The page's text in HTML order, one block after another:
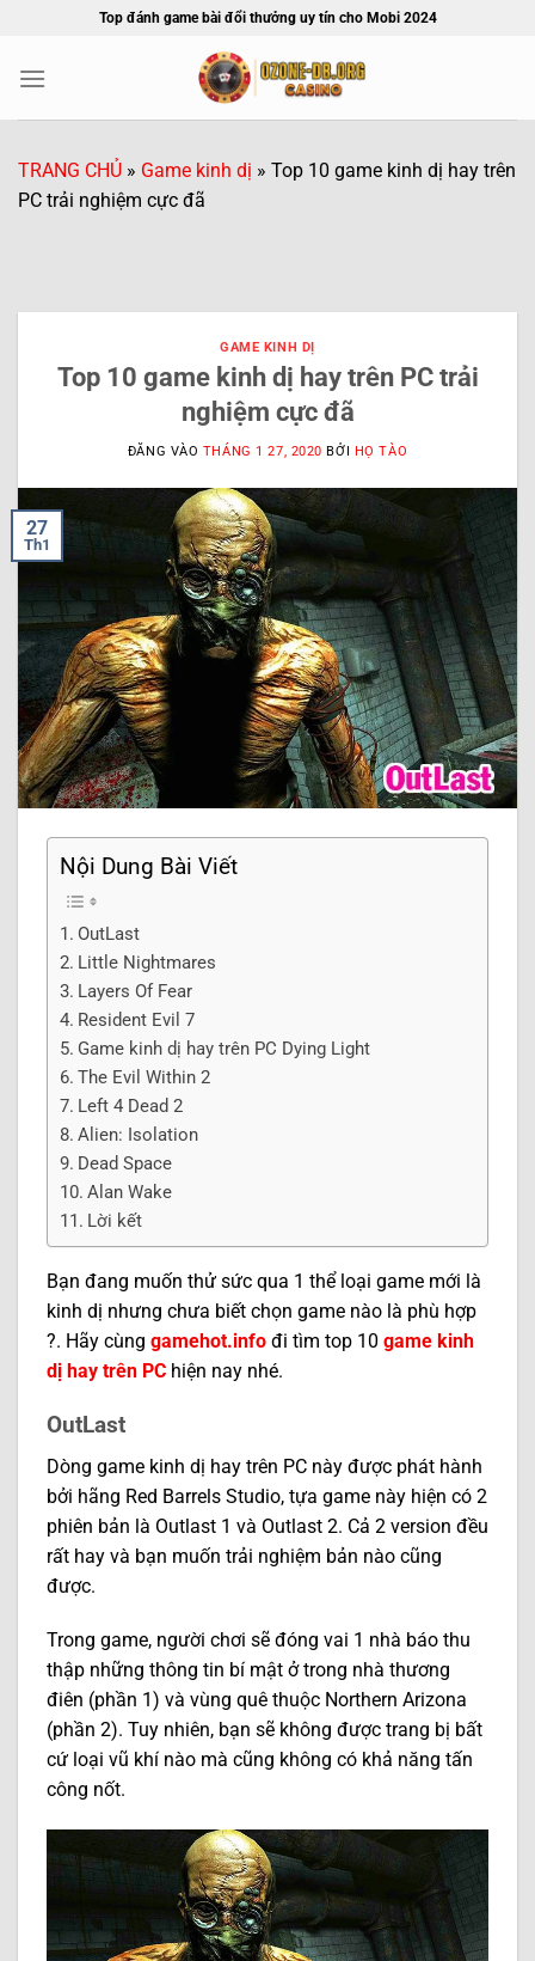
nội
Top đánh game bài đổi thưởng uy tín cho Mobi 2024
TRANG CHỦ » Game kinh dị » Top 10 game kinh dị hay trên
PC trải nghiệm cực đã
GAME KINH DỊ
Top 10 game kinh dị hay trên PC trải
nghiệm cực đã
ĐĂNG VÀO THÁNG 1 27, 2020 BỞI HỌ TÀO
27
Th1
Nội Dung Bài Viết
OutLast
Little Nightmares
Layers Of Fear
Resident Evil 7
Game kinh dị hay trên PC Dying Light
The Evil Within 2
Left 4 Dead 2
Alien: Isolation
Dead Space
Alan Wake
Lời kết
Bạn đang muốn thử sức qua 1 thể loại game mới là
kinh dị nhưng chưa biết chọn game nào là phù hợp
?. Hãy cùng gamehot.info đi tìm top 10 game kinh
dị hay trên PC hiện nay nhé.
OutLast
Dòng game kinh dị hay trên PC này được phát hành
bởi hãng Red Barrels Studio, tựa game này hiện có 2
phiên bản là Outlast 1 và Outlast 2. Cả 2 version đều
rất hay và bạn muốn trải nghiệm bản nào cũng
được.
Trong game, người chơi sẽ đóng vai 1 nhà báo thu
thập những thông tin bí mật ở trong nhà thương
điên (phần 1) và vùng quê thuộc Northern Arizona
(phần 2). Tuy nhiên, bạn sẽ không được trang bị bất
cứ loại vũ khí nào mà cũng không có khả năng tấn
công nốt.